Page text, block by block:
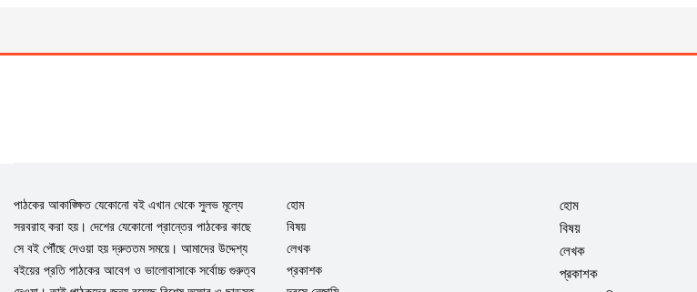
পাঠকের আকাঙ্ক্ষিত যেকোনো বই এখান থেকে সুলভ মূল্যে
সরবরাহ করা হয়। দেশের যেকোনো প্রান্তের পাঠকের কাছে
সে বই পৌঁছে দেওয়া হয় দ্রুততম সময়ে। আমাদের উদ্দেশ্য
বইয়ের প্রতি পাঠকের আবেগ ও ভালোবাসাকে সর্বোচ্চ গুরুত্ব
হোম
বিষয়
লেখক
প্রকাশক
হোম
বিষয়
লেখক
প্রকাশক